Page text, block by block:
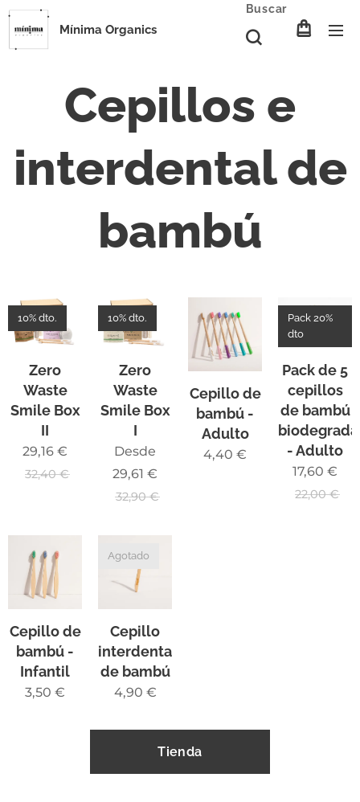
Mínima Organics
Buscar
Cepillos e
interdental de
bambú
Zero
Waste
Smile Box
II
10% dto.
29,16 €
32,40€
Zero
Waste
Smile Box
I
10% dto.
Desde
29,61 €
32,90€
Cepillo de
bambú -
Adulto
4,40 €
Pack de 5
cepillos
de bambú
- Adulto
Pack 20%
dto
17,60 €
22,00€
Cepillo de
bambú -
Infantil
3,50 €
Cepillo
interdental
de bambú
Agotado
4,90 €
Tienda